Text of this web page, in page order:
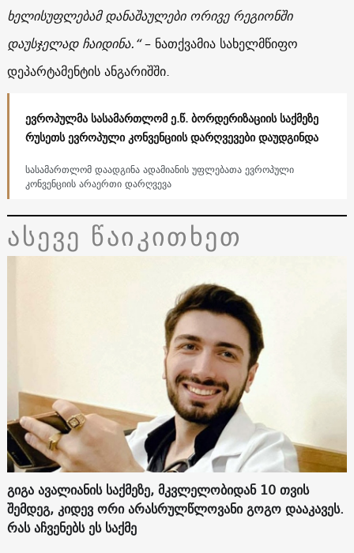
ხელისუფლებამ დანაშაულები ორივე რეგიონში
დაუსჯელად ჩაიდინა.“– ნათქვამია სახელმწიფო
დეპარტამენტის ანგარიშში.
ევროპულმა სასამართლომ ე.წ. ბორდერიზაციის საქმეზე
რუსეთს ევროპული კონვენციის დარღვევები დაუდგინდა
სასამართლომ დაადგინა ადამიანის უფლებათა ევროპული
კონვენციის არაერთი დარღვევა
ასევე წაიკითხეთ
გიგა ავალიანის საქმეზე, მკვლელობიდან 10 თვის
შემდეგ, კიდევ ორი არასრულწლოვანი გოგო დააკავეს.
რას აჩვენებს ეს საქმე